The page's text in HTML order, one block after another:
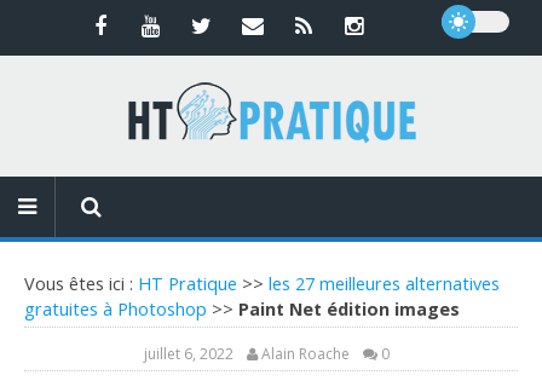
Vous êtes ici : HT Pratique >> les 27 meilleures alternatives
gratuites à Photoshop >> Paint Net édition images
juillet 6, 2022 Alain Roache 0